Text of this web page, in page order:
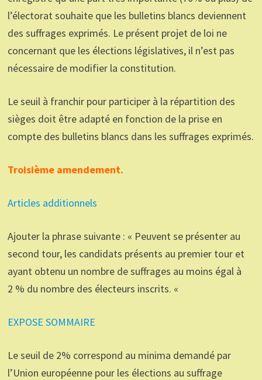
l’électorat souhaite que les bulletins blancs deviennent
des suffrages exprimés. Le présent projet de loi ne
concernant que les élections législatives, il n’est pas
nécessaire de modifier la constitution.
Le seuil à franchir pour participer à la répartition des
sièges doit être adapté en fonction de la prise en
compte des bulletins blancs dans les suffrages exprimés.
Troisième amendement.
Articles additionnels
Ajouter la phrase suivante : « Peuvent se présenter au
second tour, les candidats présents au premier tour et
ayant obtenu un nombre de suffrages au moins égal à
2 % du nombre des électeurs inscrits. «
EXPOSE SOMMAIRE
Le seuil de 2% correspond au minima demandé par
l’Union européenne pour les élections au suffrage